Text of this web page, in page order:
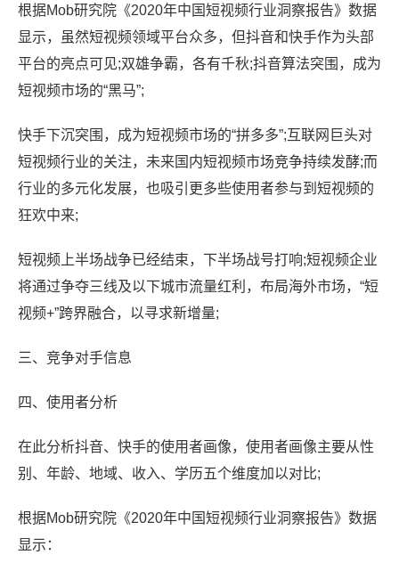
根据Mob研究院《2020年中国短视频行业洞察报告》数据
显示，虽然短视频领域平台众多，但抖音和快手作为头部
平台的亮点可见;双雄争霸，各有千秋;抖音算法突围，成为
短视频市场的“黑马”;
快手下沉突围，成为短视频市场的“拼多多”;互联网巨头对
短视频行业的关注，未来国内短视频市场竞争持续发酵;而
行业的多元化发展，也吸引更多些使用者参与到短视频的
狂欢中来;
短视频上半场战争已经结束，下半场战号打响;短视频企业
将通过争夺三线及以下城市流量红利，布局海外市场，“短
视频+”跨界融合，以寻求新增量;
三、竞争对手信息
四、使用者分析
在此分析抖音、快手的使用者画像，使用者画像主要从性
别、年龄、地域、收入、学历五个维度加以对比;
根据Mob研究院《2020年中国短视频行业洞察报告》数据
显示：